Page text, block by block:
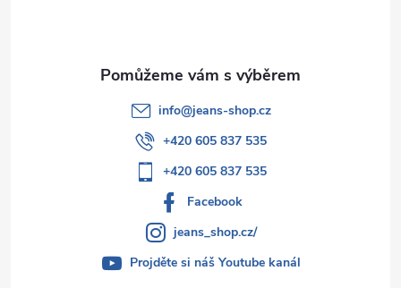
info@jeans-shop.cz
+420 605 837 535
+420 605 837 535
Facebook
jeans_shop.cz/
Projděte si náš Youtube kanál